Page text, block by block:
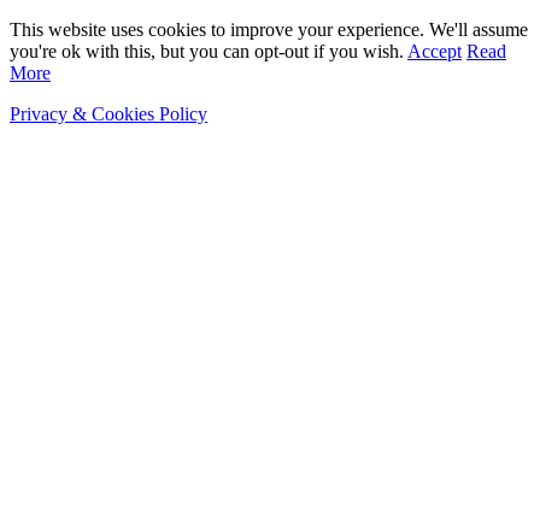
This website uses cookies to improve your experience. We'll assume
you're ok with this, but you can opt-out if you wish. Accept Read
More
Privacy & Cookies Policy